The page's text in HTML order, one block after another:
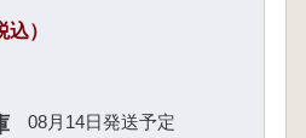
込）
08月14日発送予定